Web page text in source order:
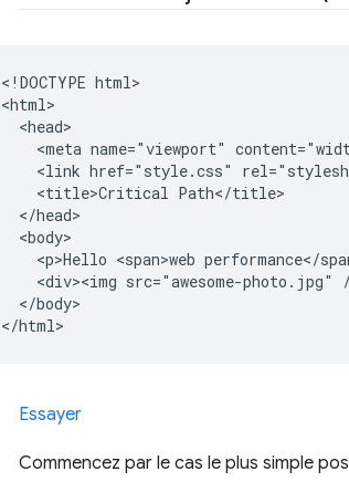
<!DOCTYPE html>
<html>
  <head>
<meta name="viewport"
<link href="style.css"
    <title>Critical Path</title>
  </head>
  <body>
<p>Hello <span>web performance</
<div><img src="awesome-photo.jpg"
  </body>
Essayer
Commencez par le cas le plus simple